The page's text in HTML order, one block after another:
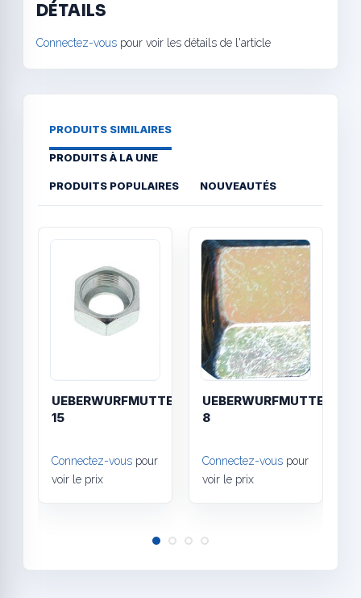
DÉTAILS
Connectez-vous pour voir les détails de l'article
PRODUITS SIMILAIRES
PRODUITS À LA UNE
PRODUITS POPULAIRES NOUVEAUTÉS
Quick View
UEBERWURFMUTTER
15
Connectez-vous pour
voir le prix
UEBERWURFMUTTER
8
Connectez-vous pour
voir le prix